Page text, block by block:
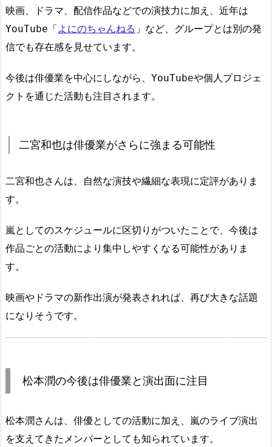
映画、ドラマ、配信作品などでの演技力に加え、近年は
YouTube「 よにのちゃんねる 」など、グループとは別の発
信でも存在感を見せています。
今後は俳優業を中心にしながら、YouTubeや個人プロジェ
クトを通じた活動も注目されます。
二宮和也は俳優業がさらに強まる可能性
二宮和也さんは、自然な演技や繊細な表現に定評がありま
す。
嵐としてのスケジュールに区切りがついたことで、今後は
作品ごとの活動により集中しやすくなる可能性がありま
す。
映画やドラマの新作出演が発表されれば、再び大きな話題
になりそうです。
松本潤の今後は俳優業と演出面に注目
松本潤さんは、俳優としての活動に加え、嵐のライブ演出
を支えてきたメンバーとしても知られています。